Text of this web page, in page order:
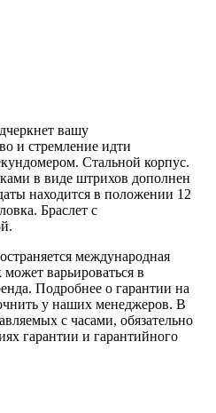
вашу
и стремление идти
Стальной корпус.
в виде штрихов дополнен
находится в положении 12
Браслет с
международная
варьироваться в
Подробнее о гарантии на
у наших менеджеров. В
с часами, обязательно
гарантии и гарантийного